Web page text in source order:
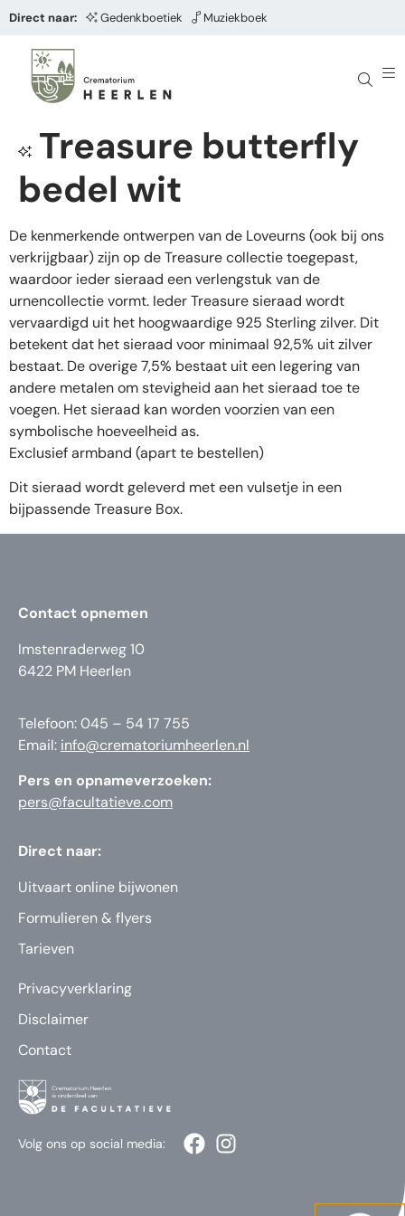
Direct naar: Gedenkboetiek Muziekboek
Treasure butterfly
bedel wit
De kenmerkende ontwerpen van de Loveurns (ook bij ons
verkrijgbaar) zijn op de Treasure collectie toegepast,
waardoor ieder sieraad een verlengstuk van de
urnencollectie vormt. Ieder Treasure sieraad wordt
vervaardigd uit het hoogwaardige 925 Sterling zilver. Dit
betekent dat het sieraad voor minimaal 92,5% uit zilver
bestaat. De overige 7,5% bestaat uit een legering van
andere metalen om stevigheid aan het sieraad toe te
voegen. Het sieraad kan worden voorzien van een
symbolische hoeveelheid as.
Exclusief armband (apart te bestellen)
Dit sieraad wordt geleverd met een vulsetje in een
bijpassende Treasure Box.
Contact opnemen
Imstenraderweg 10
6422 PM Heerlen
Telefoon: 045 – 54 17 755
Email: info@crematoriumheerlen.nl
Pers en opnameverzoeken:
pers@facultatieve.com
Direct naar:
Uitvaart online bijwonen
Formulieren & flyers
Tarieven
Privacyverklaring
Disclaimer
Contact
Volg ons op social media: